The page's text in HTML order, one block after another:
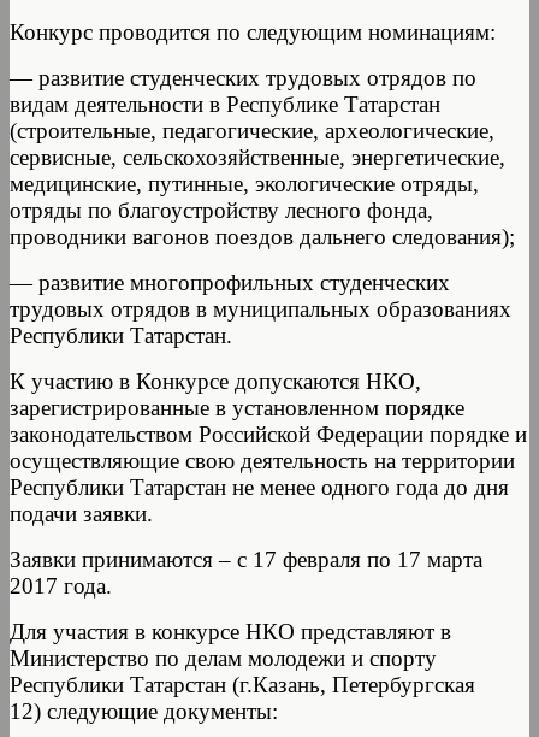
Конкурс проводится по следующим номинациям:
— развитие студенческих трудовых отрядов по
видам деятельности в Республике Татарстан
(строительные, педагогические, археологические,
сервисные, сельскохозяйственные, энергетические,
медицинские, путинные, экологические отряды,
отряды по благоустройству лесного фонда,
проводники вагонов поездов дальнего следования);
— развитие многопрофильных студенческих
трудовых отрядов в муниципальных образованиях
Республики Татарстан.
К участию в Конкурсе допускаются НКО,
зарегистрированные в установленном порядке
законодательством Российской Федерации порядке и
осуществляющие свою деятельность на территории
Республики Татарстан не менее одного года до дня
подачи заявки.
Заявки принимаются – с 17 февраля по 17 марта
2017 года.
Для участия в конкурсе НКО представляют в
Министерство по делам молодежи и спорту
Республики Татарстан (г.Казань, Петербургская
12) следующие документы: